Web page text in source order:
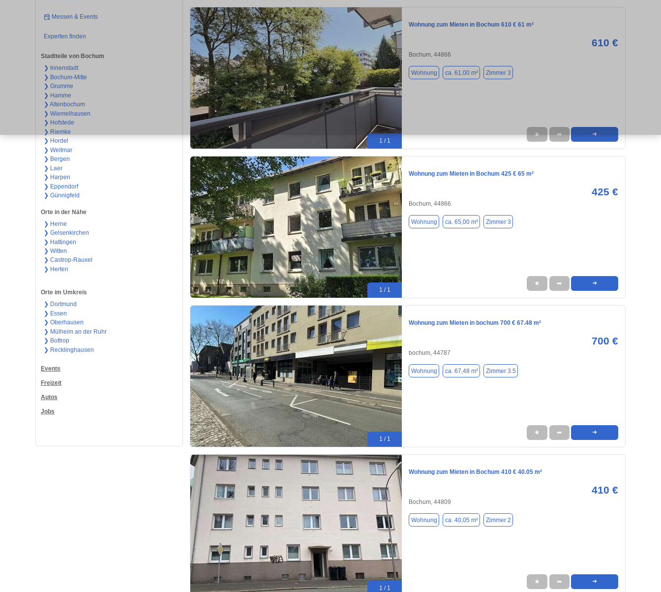
Messen & Events
Experten finden
Stadtteile von Bochum
❯ Innenstadt
❯ Bochum-Mitte
❯ Grumme
❯ Hamme
❯ Altenbochum
❯ Wiemelhausen
❯ Hofstede
❯ Riemke
❯ Hordel
❯ Weitmar
❯ Bergen
❯ Laer
❯ Harpen
❯ Eppendorf
❯ Günnigfeld
Orte in der Nähe
❯ Herne
❯ Gelsenkirchen
❯ Hattingen
❯ Witten
❯ Castrop-Rauxel
❯ Herten
Orte im Umkreis
❯ Dortmund
❯ Essen
❯ Oberhausen
❯ Mülheim an der Ruhr
❯ Bottrop
❯ Recklinghausen
Events
Freizeit
Autos
Jobs
1 / 1
Wohnung zum Mieten in Bochum 610 € 61 m²
610 €
Bochum, 44866
Wohnung ca. 61,00 m² Zimmer 3
★ ➦ ➜
1 / 1
Wohnung zum Mieten in Bochum 425 € 65 m²
425 €
Bochum, 44866
Wohnung ca. 65,00 m² Zimmer 3
★ ➦ ➜
1 / 1
Wohnung zum Mieten in bochum 700 € 67.48 m²
700 €
bochum, 44787
Wohnung ca. 67,48 m² Zimmer 3.5
★ ➦ ➜
1 / 1
Wohnung zum Mieten in Bochum 410 € 40.05 m²
410 €
Bochum, 44809
Wohnung ca. 40,05 m² Zimmer 2
★ ➦ ➜